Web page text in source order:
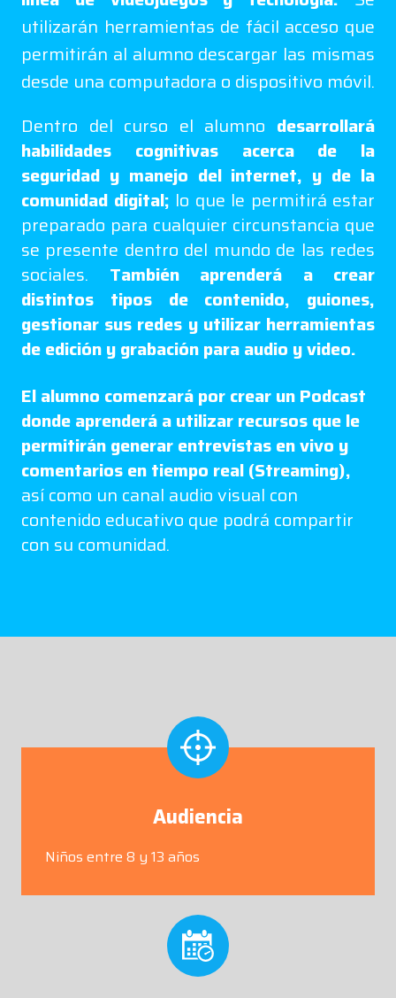
utilizarán herramientas de fácil acceso que
permitirán al alumno descargar las mismas
desde una computadora o dispositivo móvil.
Dentro del curso el alumno desarrollará
habilidades cognitivas acerca de la
seguridad y manejo del internet, y de la
comunidad digital; lo que le permitirá estar
preparado para cualquier circunstancia que
se presente dentro del mundo de las redes
sociales. También aprenderá a crear
distintos tipos de contenido, guiones,
gestionar sus redes y utilizar herramientas
de edición y grabación para audio y video.
El alumno comenzará por crear un Podcast
donde aprenderá a utilizar recursos que le
permitirán generar entrevistas en vivo y
comentarios en tiempo real (Streaming),
así como un canal audio visual con
contenido educativo que podrá compartir
con su comunidad.
Audiencia
Niños entre 8 y 13 años